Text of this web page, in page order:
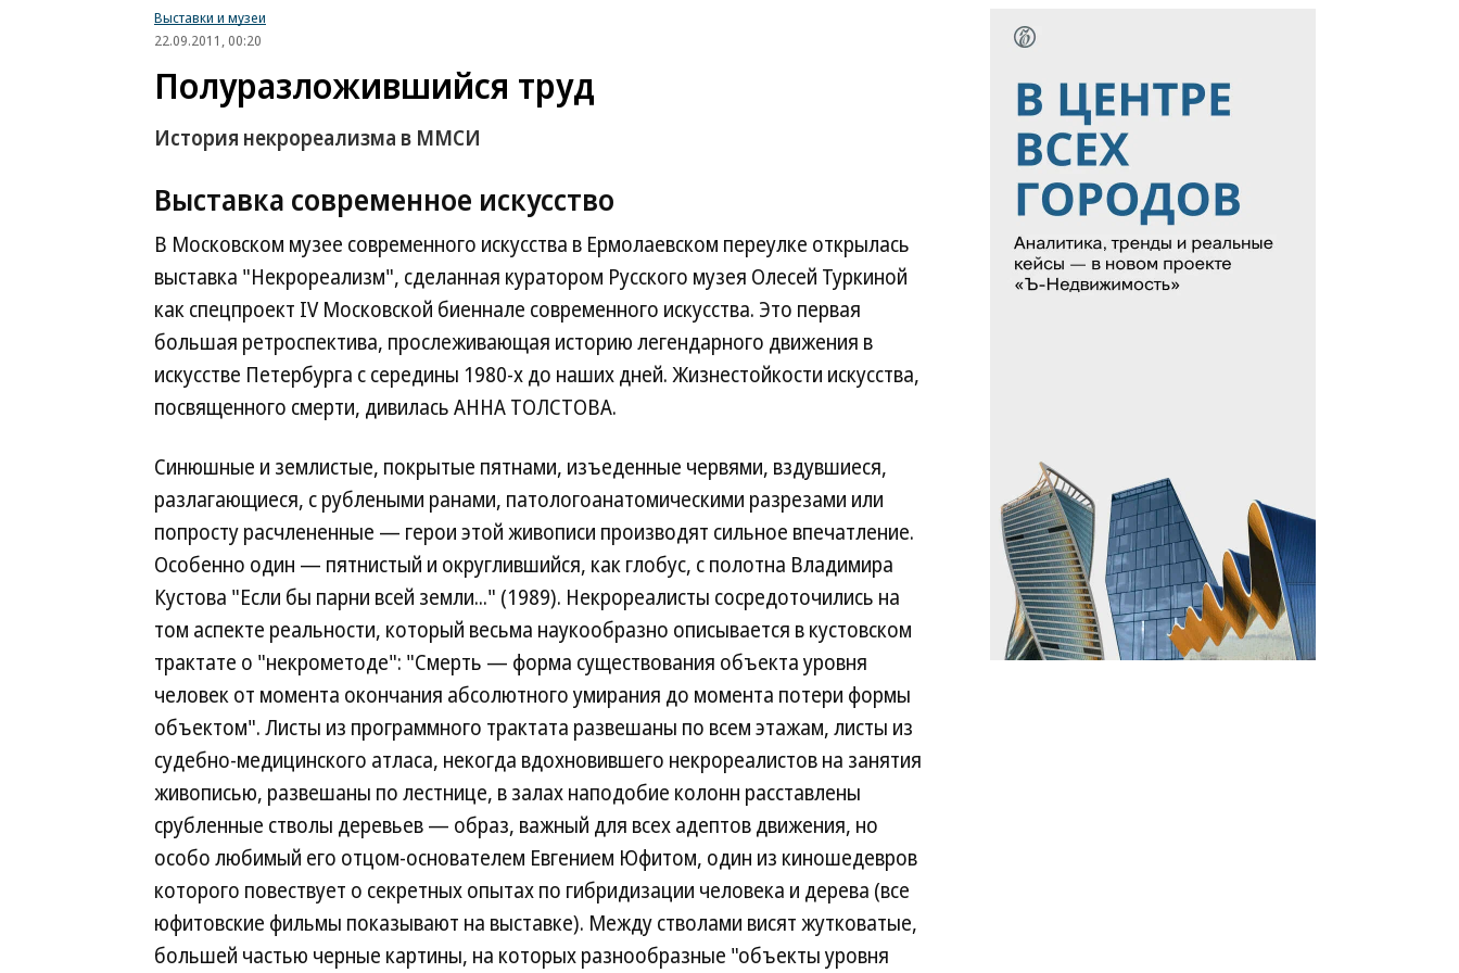
Выставки и музеи
22.09.2011, 00:20
Полуразложившийся труд
История некрореализма в ММСИ
Выставка современное искусство
В Московском музее современного искусства в Ермолаевском переулке открылась
выставка "Некрореализм", сделанная куратором Русского музея Олесей Туркиной
как спецпроект IV Московской биеннале современного искусства. Это первая
большая ретроспектива, прослеживающая историю легендарного движения в
искусстве Петербурга с середины 1980-х до наших дней. Жизнестойкости искусства,
посвященного смерти, дивилась АННА ТОЛСТОВА.
Синюшные и землистые, покрытые пятнами, изъеденные червями, вздувшиеся,
разлагающиеся, с рублеными ранами, патологоанатомическими разрезами или
попросту расчлененные — герои этой живописи производят сильное впечатление.
Особенно один — пятнистый и округлившийся, как глобус, с полотна Владимира
Кустова "Если бы парни всей земли..." (1989). Некрореалисты сосредоточились на
том аспекте реальности, который весьма наукообразно описывается в кустовском
трактате о "некрометоде": "Смерть — форма существования объекта уровня
человек от момента окончания абсолютного умирания до момента потери формы
объектом". Листы из программного трактата развешаны по всем этажам, листы из
судебно-медицинского атласа, некогда вдохновившего некрореалистов на занятия
живописью, развешаны по лестнице, в залах наподобие колонн расставлены
срубленные стволы деревьев — образ, важный для всех адептов движения, но
особо любимый его отцом-основателем Евгением Юфитом, один из киношедевров
которого повествует о секретных опытах по гибридизации человека и дерева (все
юфитовские фильмы показывают на выставке). Между стволами висят жутковатые,
большей частью черные картины, на которых разнообразные "объекты уровня